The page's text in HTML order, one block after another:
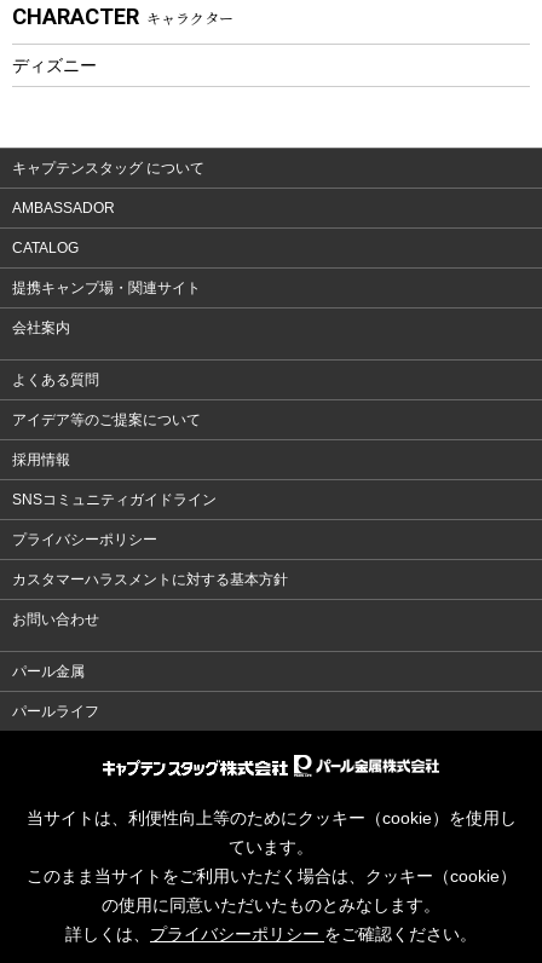
ウェア、タオル
ウェア
CHARACTER キャラクター
ディズニー
キャプテンスタッグ について
AMBASSADOR
CATALOG
提携キャンプ場・関連サイト
会社案内
よくある質問
アイデア等のご提案について
採用情報
SNSコミュニティガイドライン
プライバシーポリシー
カスタマーハラスメントに対する基本方針
お問い合わせ
パール金属
パールライフ
当サイトは、利便性向上等のためにクッキー（cookie）を使用し
ています。
このまま当サイトをご利用いただく場合は、クッキー（cookie）
の使用に同意いただいたものとみなします。
詳しくは、 プライバシーポリシー をご確認ください。